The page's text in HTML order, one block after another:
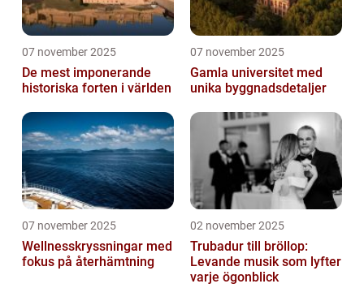
07 november 2025
De mest imponerande
historiska forten i världen
07 november 2025
Gamla universitet med
unika byggnadsdetaljer
07 november 2025
Wellnesskryssningar med
fokus på återhämtning
02 november 2025
Trubadur till bröllop:
Levande musik som lyfter
varje ögonblick